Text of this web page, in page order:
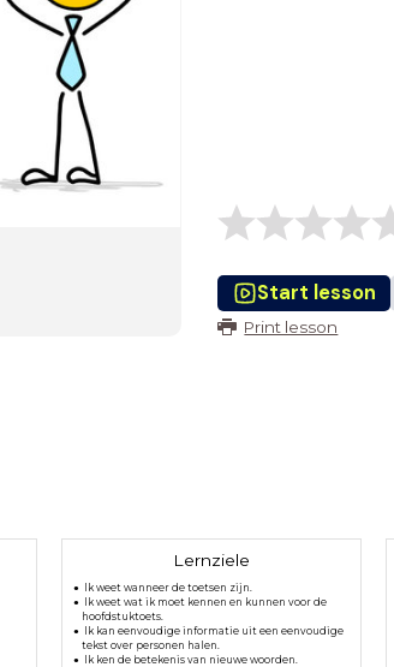
Start lesson
Print lesson
Lernziele
Ik weet wanneer de toetsen zijn.
Ik weet wat ik moet kennen en kunnen voor de
hoofdstuktoets.
Ik kan eenvoudige informatie uit een eenvoudige
tekst over personen halen.
Ik ken de betekenis van nieuwe woorden.